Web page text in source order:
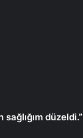
düzeldi.”